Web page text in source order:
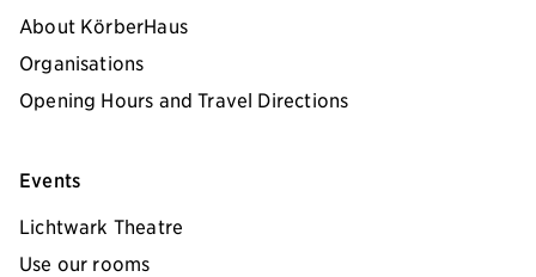
About KörberHaus
Organisations
Opening Hours and Travel Directions
Events
Lichtwark Theatre
Use our rooms